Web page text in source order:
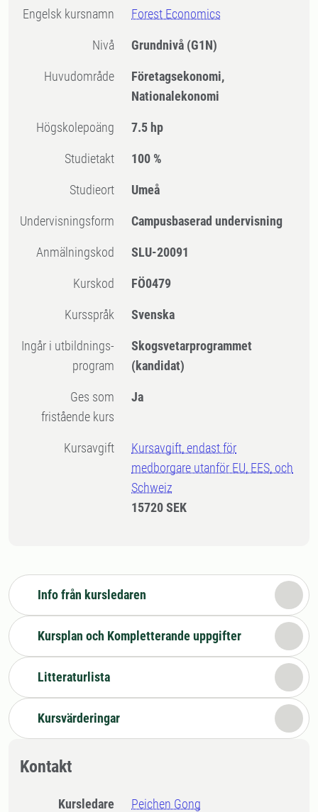
Engelsk kursnamn Forest Economics
Nivå Grundnivå (G1N)
Huvudområde
Företagsekonomi,
Nationalekonomi
högskolepoäng 7.5 hp
Studietakt 100 %
Studieort Umeå
Undervisningsform Campusbaserad undervisning
Anmälningskod SLU-20091
Kurskod FÖ0479
Kursspråk Svenska
Ingår i utbildnings-
program
Skogsvetarprogrammet
(kandidat)
Ges som
fristående kurs
Ja
Kursavgift
Kursavgift, endast för
medborgare utanför EU, EES, och
Schweiz
15720 SEK
Info från kursledaren
Kursplan och Kompletterande uppgifter
Litteraturlista
Kursvärderingar
Kontakt
Kursledare Peichen Gong